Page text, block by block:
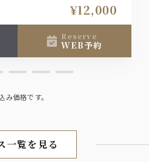
ション↓
グレードUP！】
ルツに！ウイスキーが角
りないお客様におすすめ】
（お一人様50ｇが倍の100ｇ
足りないお客様におすす
¥12,000
reserve
WEB予約
み価格です。
一覧を見る